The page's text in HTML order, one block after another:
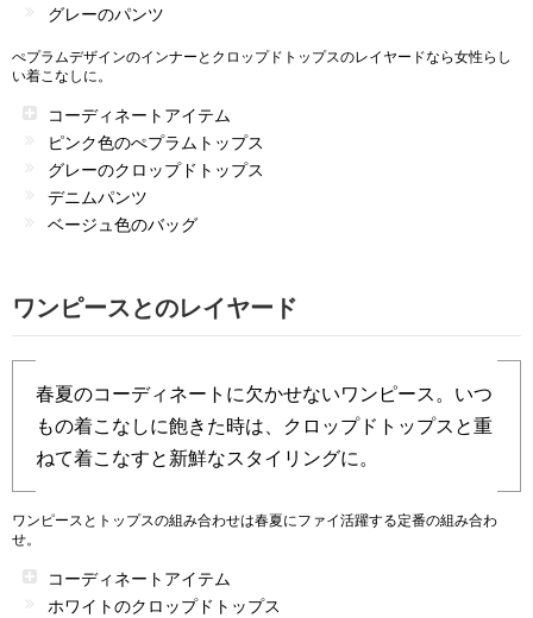
グレーのパンツ
ぺプラムデザインのインナーとクロップドトップスのレイヤードなら女性らし
い着こなしに。
コーディネートアイテム
ピンク色のぺプラムトップス
グレーのクロップドトップス
デニムパンツ
ベージュ色のバッグ
ワンピースとのレイヤード
春夏のコーディネートに欠かせないワンピース。いつ
もの着こなしに飽きた時は、クロップドトップスと重
ねて着こなすと新鮮なスタイリングに。
ワンピースとトップスの組み合わせは春夏にファイ活躍する定番の組み合わ
せ。
コーディネートアイテム
ホワイトのクロップドトップス